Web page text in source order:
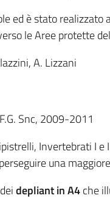
ed è stato
le Aree protette
A. Lizzani
Snc, 2009-2011
Invertebrati I
una
depliant in A4che